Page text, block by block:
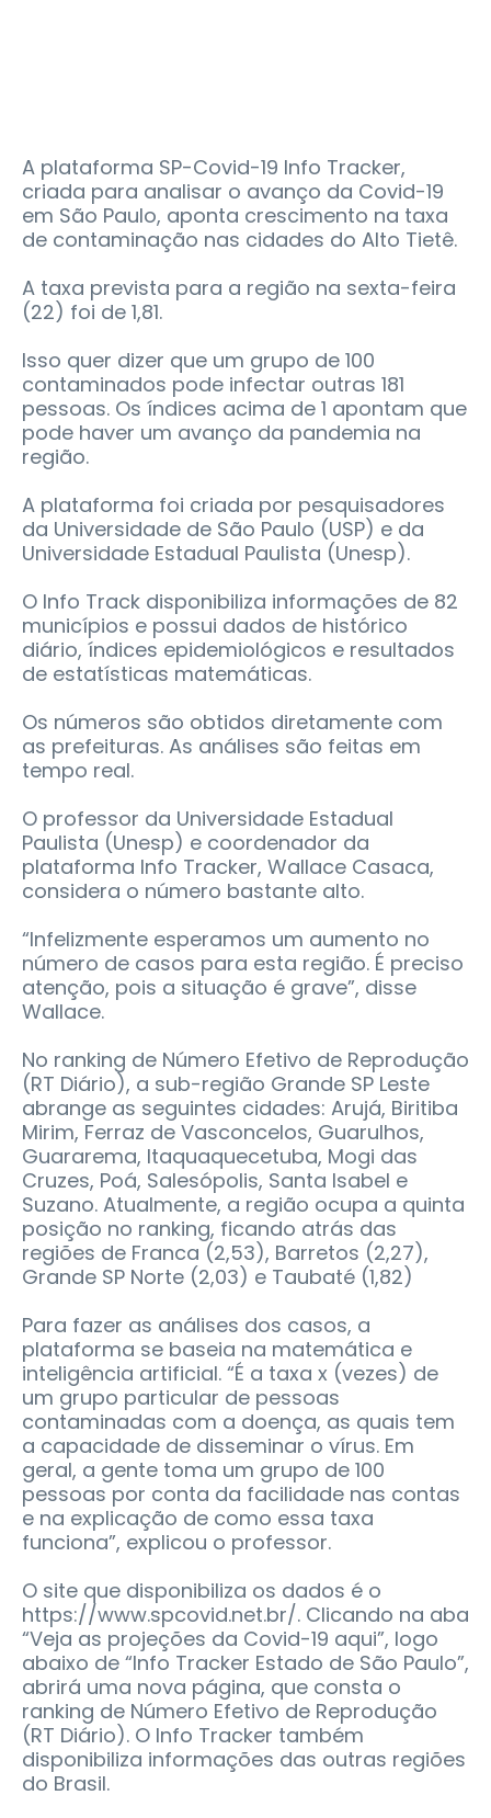
A plataforma SP-Covid-19 Info Tracker,
criada para analisar o avanço da Covid-19
em São Paulo, aponta crescimento na taxa
de contaminação nas cidades do Alto Tietê.
A taxa prevista para a região na sexta-feira
(22) foi de 1,81.
Isso quer dizer que um grupo de 100
contaminados pode infectar outras 181
pessoas. Os índices acima de 1 apontam que
pode haver um avanço da pandemia na
região.
A plataforma foi criada por pesquisadores
da Universidade de São Paulo (USP) e da
Universidade Estadual Paulista (Unesp).
O Info Track disponibiliza informações de 82
municípios e possui dados de histórico
diário, índices epidemiológicos e resultados
de estatísticas matemáticas.
Os números são obtidos diretamente com
as prefeituras. As análises são feitas em
tempo real.
O professor da Universidade Estadual
Paulista (Unesp) e coordenador da
plataforma Info Tracker, Wallace Casaca,
considera o número bastante alto.
“Infelizmente esperamos um aumento no
número de casos para esta região. É preciso
atenção, pois a situação é grave”, disse
Wallace.
No ranking de Número Efetivo de Reprodução
(RT Diário), a sub-região Grande SP Leste
abrange as seguintes cidades: Arujá, Biritiba
Mirim, Ferraz de Vasconcelos, Guarulhos,
Guararema, Itaquaquecetuba, Mogi das
Cruzes, Poá, Salesópolis, Santa Isabel e
Suzano. Atualmente, a região ocupa a quinta
posição no ranking, ficando atrás das
regiões de Franca (2,53), Barretos (2,27),
Grande SP Norte (2,03) e Taubaté (1,82)
Para fazer as análises dos casos, a
plataforma se baseia na matemática e
inteligência artificial. “É a taxa x (vezes) de
um grupo particular de pessoas
contaminadas com a doença, as quais tem
a capacidade de disseminar o vírus. Em
geral, a gente toma um grupo de 100
pessoas por conta da facilidade nas contas
e na explicação de como essa taxa
funciona”, explicou o professor.
O site que disponibiliza os dados é o
https://www.spcovid.net.br/. Clicando na aba
“Veja as projeções da Covid-19 aqui”, logo
abaixo de “Info Tracker Estado de São Paulo”,
abrirá uma nova página, que consta o
ranking de Número Efetivo de Reprodução
(RT Diário). O Info Tracker também
disponibiliza informações das outras regiões
do Brasil.